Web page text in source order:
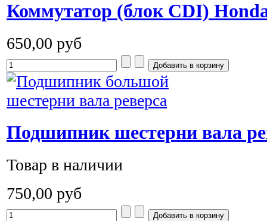
Коммутатор (блок СDI)
650,00 руб
Подшипник шестерни вала
Товар в наличии
750,00 руб